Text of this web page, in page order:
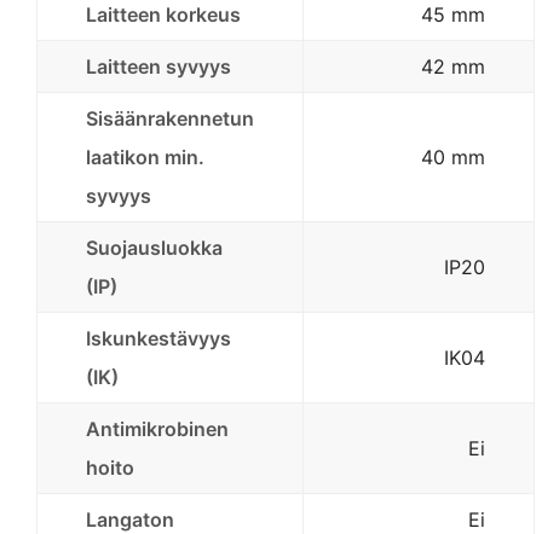
Laitteen korkeus 45 mm
Laitteen syvyys 42 mm
Sisäänrakennetun
laatikon min.
syvyys
40 mm
Suojausluokka
(IP)
IP20
Iskunkestävyys
(IK)
IK04
Antimikrobinen
hoito
Ei
Langaton Ei